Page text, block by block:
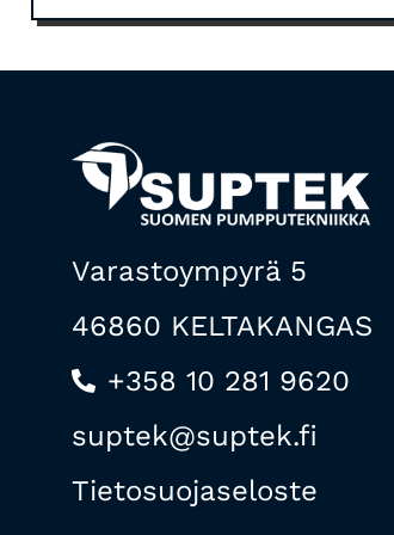
Varastoympyrä 5
46860 KELTAKANGAS
+358 10 281 9620
suptek@suptek.fi
Tietosuojaseloste